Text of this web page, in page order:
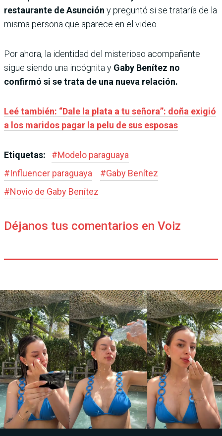
restaurante de Asunción y preguntó si se trataría de la
misma persona que aparece en el video.
Por ahora, la identidad del misterioso acompañante
sigue siendo una incógnita y Gaby Benítez no
confirmó si se trata de una nueva relación.
Leé también: “Dale la plata a tu señora”: doña exigió
a los maridos pagar la pelu de sus esposas
Etiquetas: #Modelo paraguaya
#Influencer paraguaya #Gaby Benítez
#Novio de Gaby Benítez
Déjanos tus comentarios en Voiz